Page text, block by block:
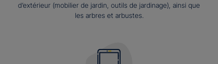
d’extérieur (mobilier de jardin, outils de jardinage), ainsi que
les arbres et arbustes.